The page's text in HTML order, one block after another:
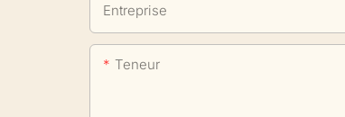
Entreprise
Teneur